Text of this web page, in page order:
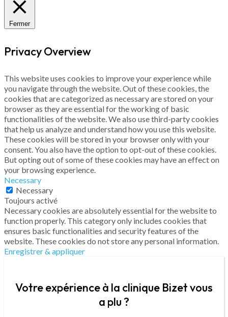
Fermer
Privacy Overview
This website uses cookies to improve your experience while
you navigate through the website. Out of these cookies, the
cookies that are categorized as necessary are stored on your
browser as they are essential for the working of basic
functionalities of the website. We also use third-party cookies
that help us analyze and understand how you use this website.
These cookies will be stored in your browser only with your
consent. You also have the option to opt-out of these cookies.
But opting out of some of these cookies may have an effect on
your browsing experience.
Necessary
Necessary
Toujours activé
Necessary cookies are absolutely essential for the website to
function properly. This category only includes cookies that
ensures basic functionalities and security features of the
website. These cookies do not store any personal information.
Enregistrer & appliquer
Votre expérience à la clinique Bizet vous
a plu ?